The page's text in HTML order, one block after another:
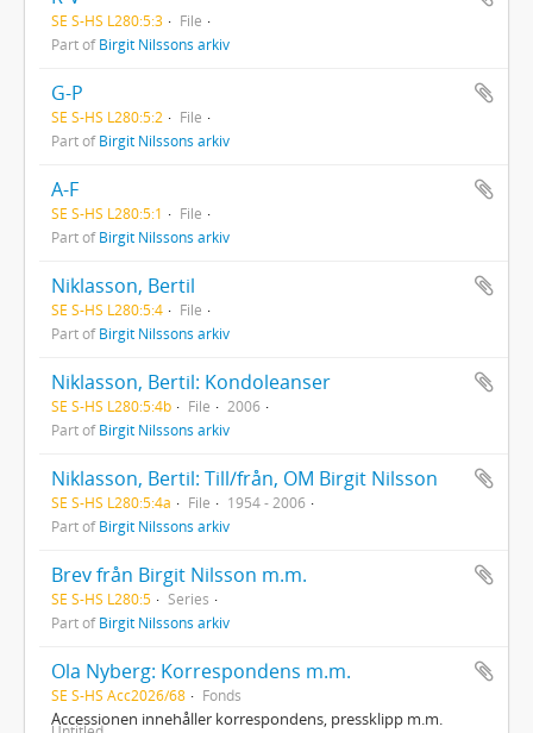
SE S-HS L280:5:3
File
Part ofBirgit Nilssons arkiv
G-P
SE S-HS L280:5:2
File
Part ofBirgit Nilssons arkiv
A-F
SE S-HS L280:5:1
File
Part ofBirgit Nilssons arkiv
Niklasson, Bertil
SE S-HS L280:5:4
File
Part ofBirgit Nilssons arkiv
Niklasson, Bertil: Kondoleanser
SE S-HS L280:5:4b File
2006
Part ofBirgit Nilssons arkiv
Niklasson, Bertil: Till/från, OM Birgit Nilsson
SE S-HS L280:5:4a File
1954 - 2006
Part ofBirgit Nilssons arkiv
Brev från Birgit Nilsson m.m.
SE S-HS L280:5
Series
Part ofBirgit Nilssons arkiv
Ola Nyberg: Korrespondens m.m.
SE S-HS Acc2026/68 Fonds
Accessionen innehåller korrespondens, pressklipp m.m.